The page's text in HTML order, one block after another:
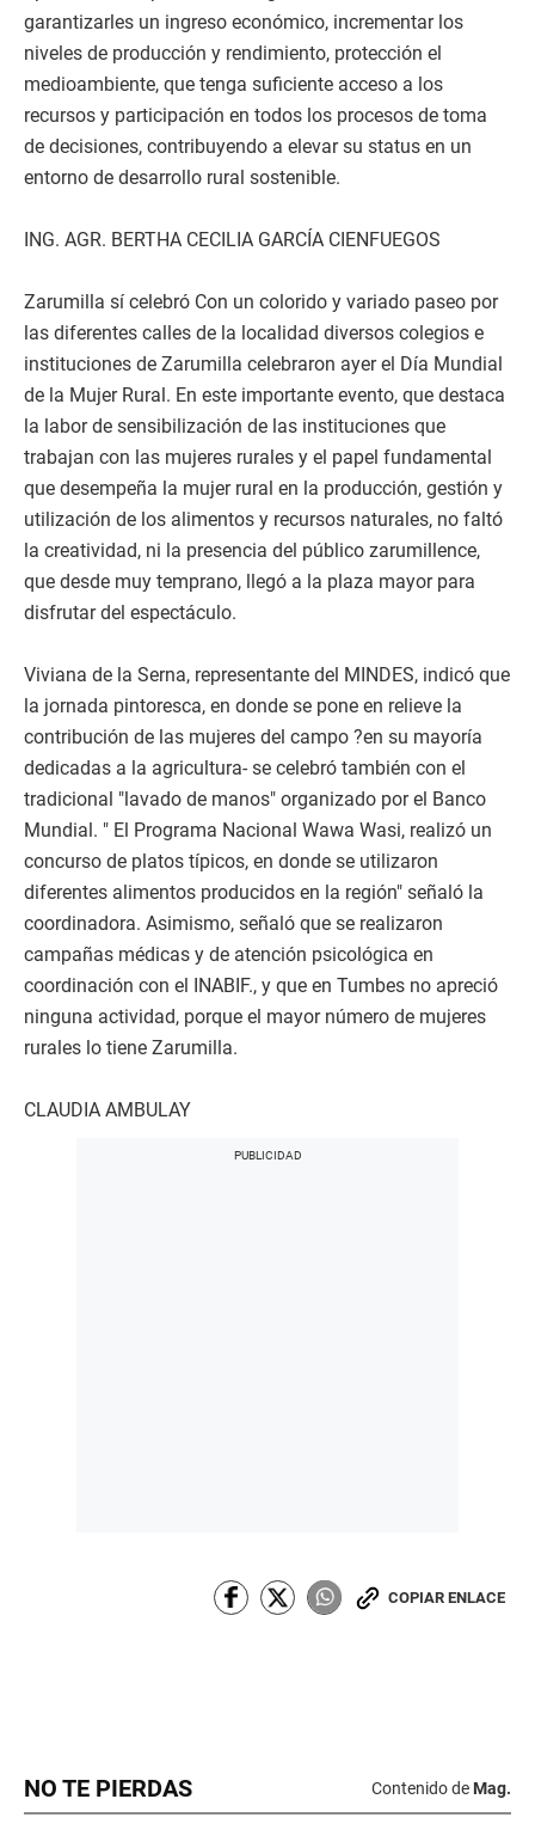
garantizarles un ingreso económico, incrementar los
niveles de producción y rendimiento, protección el
medioambiente, que tenga suficiente acceso a los
recursos y participación en todos los procesos de toma
de decisiones, contribuyendo a elevar su status en un
entorno de desarrollo rural sostenible.
ING. AGR. BERTHA CECILIA GARCÍA CIENFUEGOS
Zarumilla sí celebró Con un colorido y variado paseo por
las diferentes calles de la localidad diversos colegios e
instituciones de Zarumilla celebraron ayer el Día Mundial
de la Mujer Rural. En este importante evento, que destaca
la labor de sensibilización de las instituciones que
trabajan con las mujeres rurales y el papel fundamental
que desempeña la mujer rural en la producción, gestión y
utilización de los alimentos y recursos naturales, no faltó
la creatividad, ni la presencia del público zarumillence,
que desde muy temprano, llegó a la plaza mayor para
disfrutar del espectáculo.
Viviana de la Serna, representante del MINDES, indicó que
la jornada pintoresca, en donde se pone en relieve la
contribución de las mujeres del campo ?en su mayoría
dedicadas a la agricultura- se celebró también con el
tradicional "lavado de manos" organizado por el Banco
Mundial. " El Programa Nacional Wawa Wasi, realizó un
concurso de platos típicos, en donde se utilizaron
diferentes alimentos producidos en la región" señaló la
coordinadora. Asimismo, señaló que se realizaron
campañas médicas y de atención psicológica en
coordinación con el INABIF., y que en Tumbes no apreció
ninguna actividad, porque el mayor número de mujeres
rurales lo tiene Zarumilla.
CLAUDIA AMBULAY
COPIAR ENLACE
NO TE PIERDAS Contenido de Mag.